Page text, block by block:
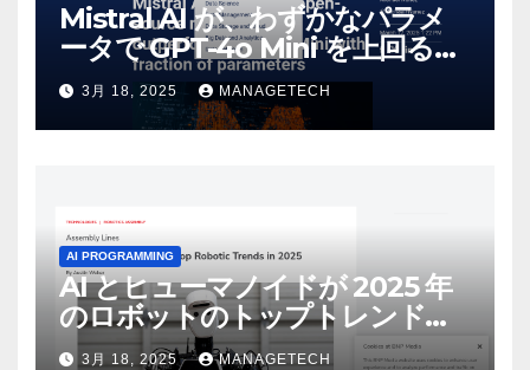
Mistral AI が、わずかなパラメ
ータで GPT-4o Mini を上回る新
しいオープンソース モデルをリ
リース | VentureBeat
3月 18, 2025 MANAGETECH
AI PROGRAMMING
AI とヒューマノイドが 2025 年
のロボットのトップトレンドに |
ASSEMBLY
3月 18, 2025 MANAGETECH